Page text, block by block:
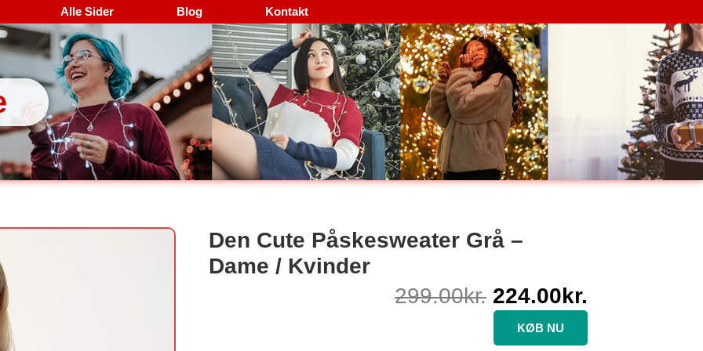
Alle Sider Blog Kontakt
Den Cute Påskesweater Grå –
Dame / Kvinder
299.00kr.
oprindelige
299.00kr..
224.00kr.
KØB NU